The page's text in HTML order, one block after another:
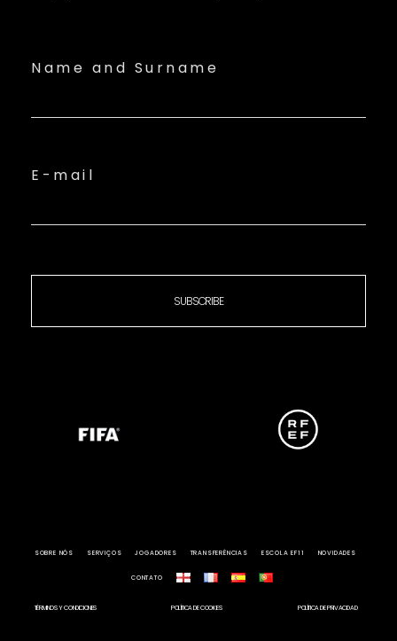
Name and Surname
E-mail
SUBSCRIBE
SOBRE NÓS SERVIÇOS JOGADORES TRANSFERÊNCIAS ESCOLA EF11 NOVIDADES
CONTATO
TÉRMINOS Y CONDICIONES POLÍTICA DE COOKIES POLÍTICA DE PRIVACIDAD